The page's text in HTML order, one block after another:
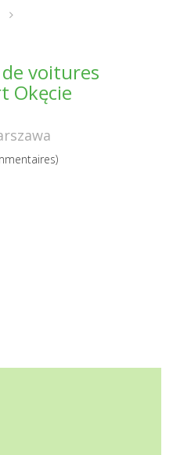
voitures
Okęcie
)